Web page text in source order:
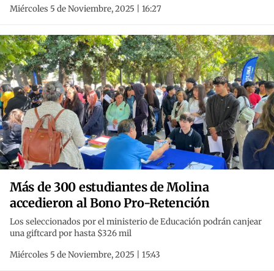
Miércoles 5 de Noviembre, 2025 | 16:27
Más de 300 estudiantes de Molina
accedieron al Bono Pro-Retención
Los seleccionados por el ministerio de Educación podrán canjear
una giftcard por hasta $326 mil
Miércoles 5 de Noviembre, 2025 | 15:43